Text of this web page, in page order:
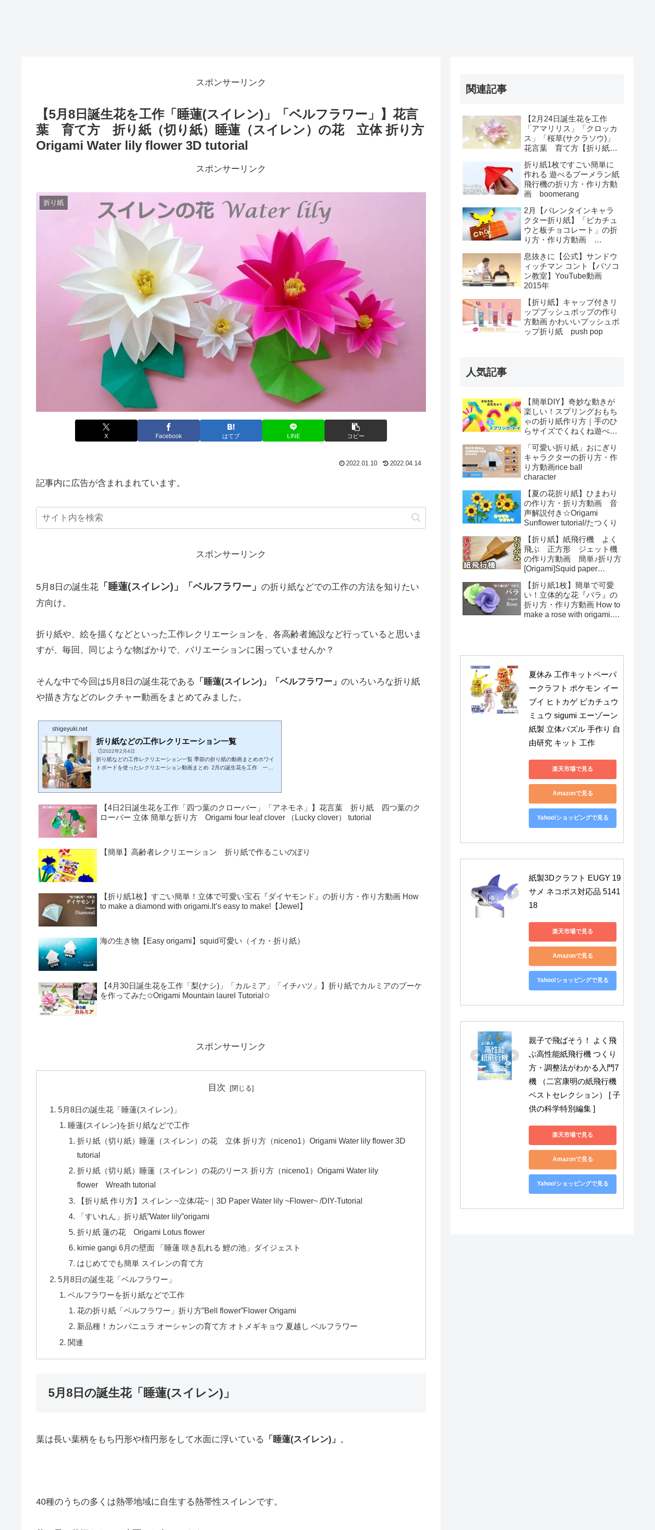
スポンサーリンク
【5月8日誕生花を工作「睡蓮(スイレン)」「ベルフラワー」】花言
葉 育て方 折り紙（切り紙）睡蓮（スイレン）の花 立体 折り方
Origami Water lily flower 3D tutorial
スポンサーリンク
折り紙
X Facebook はてブ LINE コピー
2022.01.10 2022.04.14
記事内に広告が含まれまれています。
スポンサーリンク
5月8日の誕生花 「睡蓮(スイレン)」「ベルフラワー」 の折り紙などでの工作の方法を知りたい
方向け。
折り紙や、絵を描くなどといった工作レクリエーションを、各高齢者施設など行っていると思いま
すが、毎回、同じような物ばかりで、バリエーションに困っていませんか？
そんな中で今回は5月8日の誕生花である 「睡蓮(スイレン)」「ベルフラワー」 のいろいろな折り紙
や描き方などのレクチャー動画をまとめてみました。
shigeyuki.net
折り紙などの工作レクリエーション一覧
🕒️2022年2月4日
折り紙などの工作レクリエーション一覧 季節の折り紙の動画まとめホワイ
トボードを使ったレクリエーション動画まとめ 2月の誕生花を工作 一覧2
(木瓜)2月5日誕生花「勿忘草(ワスレナグサ)」2月6日誕生花「菜の花」「芍
ス」2月8日誕生花「芍薬(シャクヤク)」2月9日誕生花「金盞花(キンセン
カ)」「ストック」2月10日誕...
【4日2日誕生花を工作「四つ葉のクローバー」「アネモネ」】花言葉 折り紙 四つ葉のク
ローバー 立体 簡単な折り方 Origami four leaf clover （Lucky clover） tutorial
【簡単】高齢者レクリエーション 折り紙で作るこいのぼり
【折り紙1枚】すごい簡単！立体で可愛い宝石『ダイヤモンド』の折り方・作り方動画 How
to make a diamond with origami.It’s easy to make!【Jewel】
海の生き物【Easy origami】squid可愛い（イカ・折り紙）
【4月30日誕生花を工作「梨(ナシ)」「カルミア」「イチハツ」】折り紙でカルミアのブーケ
を作ってみた✩Origami Mountain laurel Tutorial✩
スポンサーリンク
目次
5月8日の誕生花「睡蓮(スイレン)」
睡蓮(スイレン)を折り紙などで工作
折り紙（切り紙）睡蓮（スイレン）の花 立体 折り方（niceno1）Origami Water lily flower 3D
tutorial
折り紙（切り紙）睡蓮（スイレン）の花のリース 折り方（niceno1）Origami Water lily
flower Wreath tutorial
【折り紙 作り方】スイレン ~立体/花~｜3D Paper Water lily ~Flower~ /DIY-Tutorial
「すいれん」折り紙”Water lily”origami
折り紙 蓮の花 Origami Lotus flower
kimie gangi 6月の壁面 「睡蓮 咲き乱れる 鯉の池」ダイジェスト
はじめてでも簡単 スイレンの育て方
5月8日の誕生花「ベルフラワー」
ベルフラワーを折り紙などで工作
花の折り紙「ベルフラワー」折り方”Bell flower”Flower Origami
新品種！カンパニュラ オーシャンの育て方 オトメギキョウ 夏越し ベルフラワー
関連
5月8日の誕生花「睡蓮(スイレン)」
葉は長い葉柄をもち円形や楕円形をして水面に浮いている 「睡蓮(スイレン)」 。
40種のうちの多くは熱帯地域に自生する熱帯性スイレンです。
関連記事
【2月24日誕生花を工作
「アマリリス」「クロッカ
ス」「桜草(サクラソウ)」
花言葉 育て方【折り紙】
origami 】Amaryllis
bouquet
折り紙1枚ですごい簡単に
作れる 遊べるブーメラン紙
飛行機の折り方・作り方動
画 boomerang
2月【バレンタインキャラ
クター折り紙】「ピカチュ
ウと板チョコレート」の折
り方・作り方動画
息抜きに【公式】サンドウ
ィッチマン コント【パソコ
ン教室】YouTube動画
2015年
【折り紙】キャップ付きリ
ッププッシュポップの作り
方動画 かわいいプッシュポ
ップ折り紙 push pop
人気記事
【簡単DIY】奇妙な動きが
楽しい！スプリングおもち
ゃの折り紙作り方｜手のひ
らサイズでくねくね遊べ
toys Origami
「可愛い折り紙」おにぎり
キャラクターの折り方・作
り方動画rice ball
character
【夏の花折り紙】ひまわり
の作り方・折り方動画 音
声解説付き☆Origami
Sunflower tutorial/たつくり
【折り紙】紙飛行機 よく
飛ぶ 正方形 ジェット機
の作り方動画 簡単♪折り方
[Origami]Squid paper
【折り紙1枚】簡単で可愛
い！立体的な花『バラ』の
折り方・作り方動画 How to
make a rose with origami.It's
夏休み 工作キットペーパ
ークラフト ポケモン イー
ブイ ヒトカゲ ピカチュウ
ミュウ sigumi エーゾーン
紙製 立体パズル 手作り 自
由研究 キット 工作
楽天市場で見る
Amazonで見る
Yahoo!ショッピングで見る
紙製3Dクラフト EUGY 19
サメ ネコポス対応品 5141
18
楽天市場で見る
Amazonで見る
Yahoo!ショッピングで見る
親子で飛ばそう！ よく飛
ぶ高性能紙飛行機 つくり
方・調整法がわかる入門7
機 （二宮康明の紙飛行機
ベストセレクション） [ 子
供の科学特別編集 ]
楽天市場で見る
Amazonで見る
Yahoo!ショッピングで見る